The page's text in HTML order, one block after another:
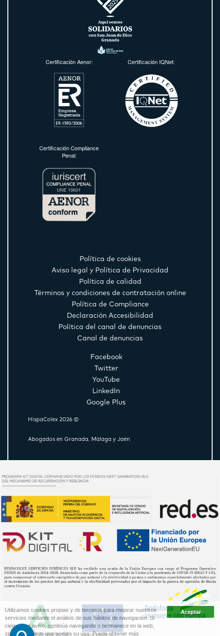
Certificación Aenor: Certificación IQNet:
Certificación Compliance
Penal:
Política de cookies
Aviso legal y Política de Privacidad
Política de calidad
Términos y condiciones de contratación online
Política de Compliance
Declaración Accesibilidad
Política del canal de denuncias
Canal de denuncias
Facebook
Twitter
YouTube
LinkedIn
Google Plus
HispaColex 2026 ©
Abogados en Granada, Málaga y Jaén
Utilizamos cookies propias y de terceros para mejorar nuestros
servicios mediante el análisis de sus hábitos de navegación. Si
cierra este aviso, continúa navegando o permanece en la web,
consideraremos que acepta su uso. Puede obtener más